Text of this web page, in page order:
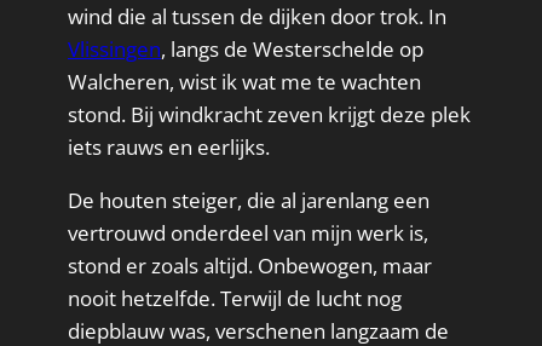
wind die al tussen de dijken door trok. In
Vlissingen, langs de Westerschelde op
Walcheren, wist ik wat me te wachten
stond. Bij windkracht zeven krijgt deze plek
iets rauws en eerlijks.
De houten steiger, die al jarenlang een
vertrouwd onderdeel van mijn werk is,
stond er zoals altijd. Onbewogen, maar
nooit hetzelfde. Terwijl de lucht nog
diepblauw was, verschenen langzaam de